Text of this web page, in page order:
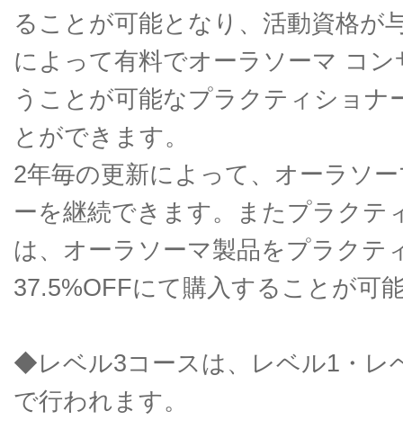
ることが可能となり、活動資格が
によって有料でオーラソーマ コ
うことが可能なプラクティショナ
とができます。
2年毎の更新によって、オーラソ
ーを継続できます。またプラクテ
は、オーラソーマ製品をプラクテ
37.5%OFFにて購入することが可
◆レベル3コースは、レベル1・レ
で行われます。